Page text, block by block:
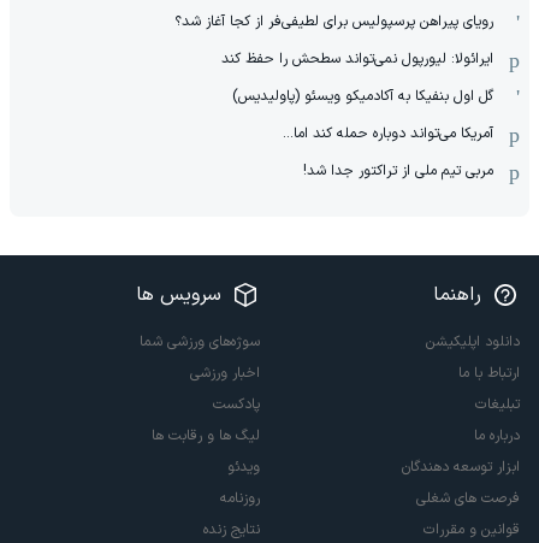
رویای پیراهن پرسپولیس برای لطیفی‌فر از کجا آغاز شد؟
ایرائولا: لیورپول نمی‌تواند سطحش را حفظ کند
گل اول بنفیکا به آکادمیکو ویسئو (پاولیدیس)
آمریکا می‌تواند دوباره حمله کند اما...
مربی تیم ملی از تراکتور جدا شد!
راهنما
دانلود اپلیکیشن
ارتباط با ما
تبلیغات
درباره ما
ابزار توسعه دهندگان
فرصت های شغلی
قوانین و مقررات
سرویس ها
سوژه‌های ورزشی شما
اخبار ورزشی
پادکست
لیگ ها و رقابت ها
ویدئو
روزنامه
نتایج زنده